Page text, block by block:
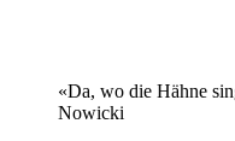
«Da, wo die Hähne
Nowicki